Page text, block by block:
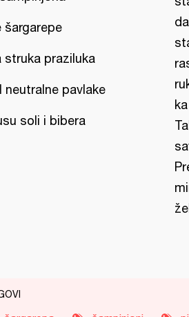
šargarepe
struka praziluka
neutralne pavlake
soli i bibera